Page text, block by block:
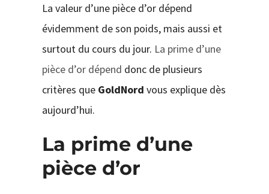
La valeur d’une pièce d’or dépend
évidemment de son poids, mais aussi et
surtout du cours du jour. La prime d’une
pièce d’or dépend donc de plusieurs
critères que GoldNord vous explique dès
aujourd’hui.
La prime d’une
pièce d’or